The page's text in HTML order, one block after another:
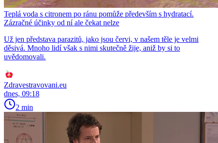
Teplá voda s citronem po ránu pomůže především s hydratací.
Zázračné účinky od ní ale čekat nelze
Už jen představa parazitů, jako jsou červi, v našem těle je velmi
děsivá. Mnoho lidí však s nimi skutečně žije, aniž by si to
uvědomovali.
Zdravestravovani.eu
dnes, 09:18
2 min